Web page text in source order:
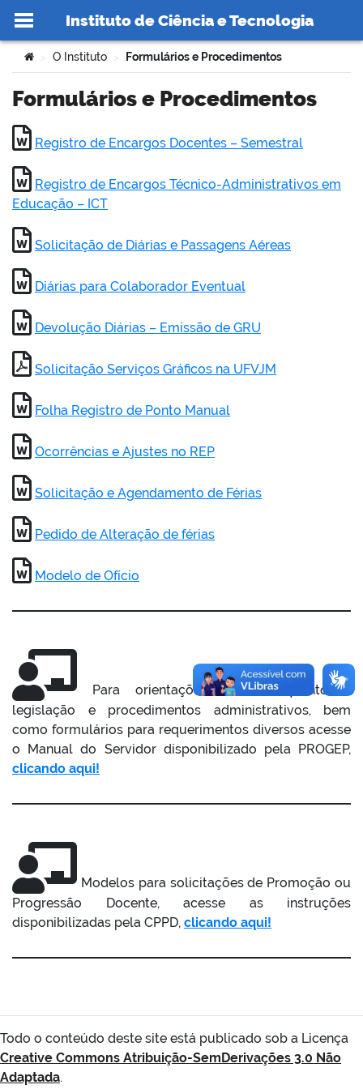
Ir para o conteúdo
Instituto de Ciência e Tecnologia
Você está aqui:
> O Instituto > Formulários e Procedimentos
Formulários e Procedimentos
Registro de Encargos Docentes – Semestral
Registro de Encargos Técnico-Administrativos em
Educação – ICT
Solicitação de Diárias e Passagens Aéreas
Diárias para Colaborador Eventual
Devolução Diárias – Emissão de GRU
Solicitação Serviços Gráficos na UFVJM
Folha Registro de Ponto Manual
Ocorrências e Ajustes no REP
Solicitação e Agendamento de Férias
Pedido de Alteração de férias
Modelo de Ofício
Para orientações básicas quanto à
legislação e procedimentos administrativos, bem
como formulários para requerimentos diversos acesse
o Manual do Servidor disponibilizado pela PROGEP,
clicando aqui!
Modelos para solicitações de Promoção ou
Progressão Docente, acesse as instruções
disponibilizadas pela CPPD, clicando aqui!
Todo o conteúdo deste site está publicado sob a Licença
Creative Commons Atribuição-SemDerivações 3.0 Não
Adaptada.